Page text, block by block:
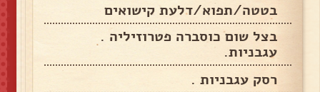
בטטה/תפוא/דלעת קישואים
בצל שום כוסברה פטרוזיליה .
עגבניות.
רסק עגבניות .